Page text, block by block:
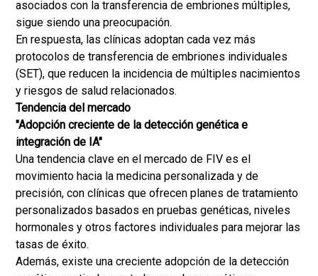
asociados con la transferencia de embriones múltiples,
sigue siendo una preocupación.
En respuesta, las clínicas adoptan cada vez más
protocolos de transferencia de embriones individuales
(SET), que reducen la incidencia de múltiples nacimientos
y riesgos de salud relacionados.
Tendencia del mercado
"Adopción creciente de la detección genética e
integración de IA"
Una tendencia clave en el mercado de FIV es el
movimiento hacia la medicina personalizada y de
precisión, con clínicas que ofrecen planes de tratamiento
personalizados basados ​​en pruebas genéticas, niveles
hormonales y otros factores individuales para mejorar las
tasas de éxito.
Además, existe una creciente adopción de la detección